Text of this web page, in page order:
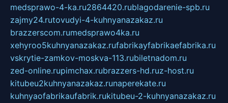
medsprawo-4-ka.ru2864420.rublagodarenie-spb.ru
zajmy24.rutovudyi-4-kuhnyanazakaz.ru
brazzerscom.rumedsprawo4ka.ru
xehyroo5kuhnyanazakaz.rufabrikayfabrikaefabrika.ru
vskrytie-zamkov-moskva-113.rubiletnadom.ru
zed-online.rupimchax.rubrazzers-hd.ruz-host.ru
kitubeu2kuhnyanazakaz.runaperekate.ru
kuhnyaofabrikaufabrik.rukitubeu-2-kuhnyanazakaz.ru